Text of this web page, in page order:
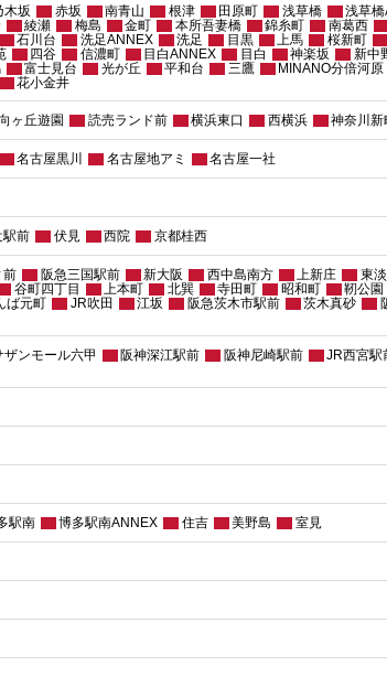
木坂 赤坂 南青山 根津 田原町 浅草橋 浅草
綾瀬 梅島 金町 本所吾妻橋 錦糸町 南葛西
石川台 洗足ANNEX 洗足 目黒 上馬 桜新町
四谷 信濃町 目白ANNEX 目白 神楽坂 新中
富士見台 光が丘 平和台 三鷹 MINANO分倍河原
花小金井
ヶ丘遊園 読売ランド前 横浜東口 西横浜 神奈川新
名古屋黒川 名古屋地アミ 名古屋一社
駅前 伏見 西院 京都桂西
前 阪急三国駅前 新大阪 西中島南方 上新庄 東
谷町四丁目 上本町 北巽 寺田町 昭和町 靭公園
ば元町 JR吹田 江坂 阪急茨木市駅前 茨木真砂
ザンモール六甲 阪神深江駅前 阪神尼崎駅前 JR西宮駅
駅南 博多駅南ANNEX 住吉 美野島 室見